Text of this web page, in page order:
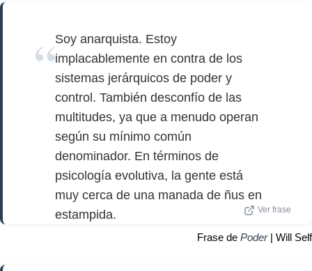
Soy anarquista. Estoy
implacablemente en contra de los
sistemas jerárquicos de poder y
control. También desconfío de las
multitudes, ya que a menudo operan
según su mínimo común
denominador. En términos de
psicología evolutiva, la gente está
muy cerca de una manada de ñus en
estampida.
Ver frase
Frase de Poder| Will Self